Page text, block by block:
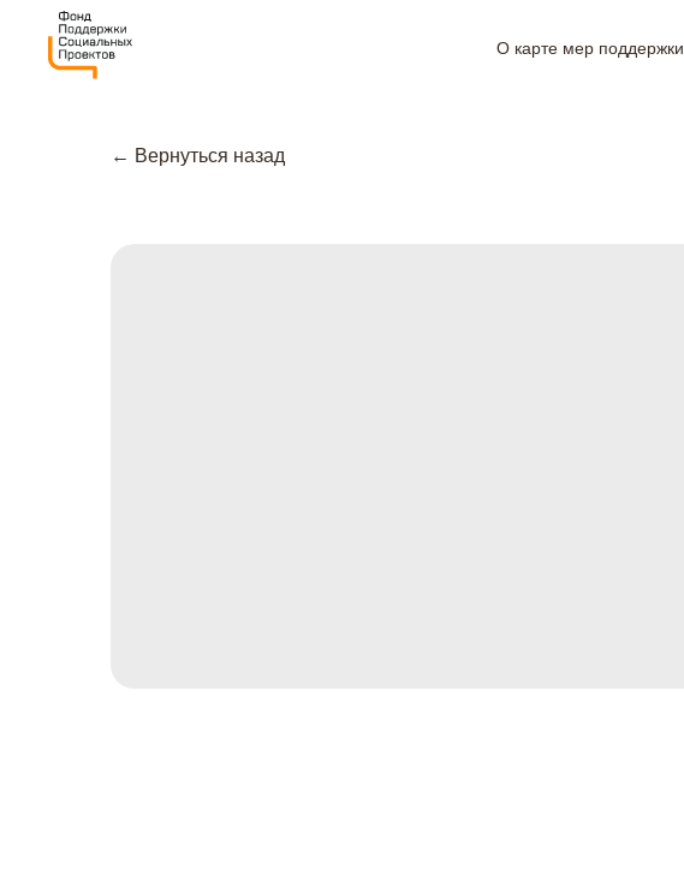
О карте мер поддержки
← Вернуться назад